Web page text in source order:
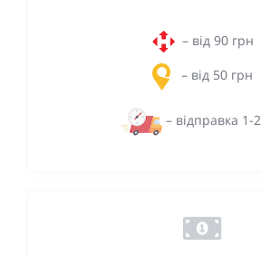
– від 90 грн
– від 50 грн
– відправка 1-